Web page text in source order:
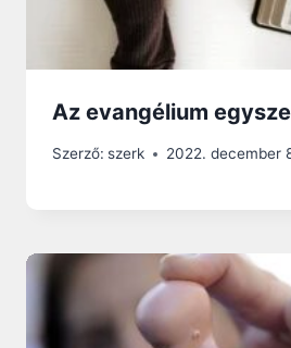
Az evangélium
Szerző: szerk 2022. december